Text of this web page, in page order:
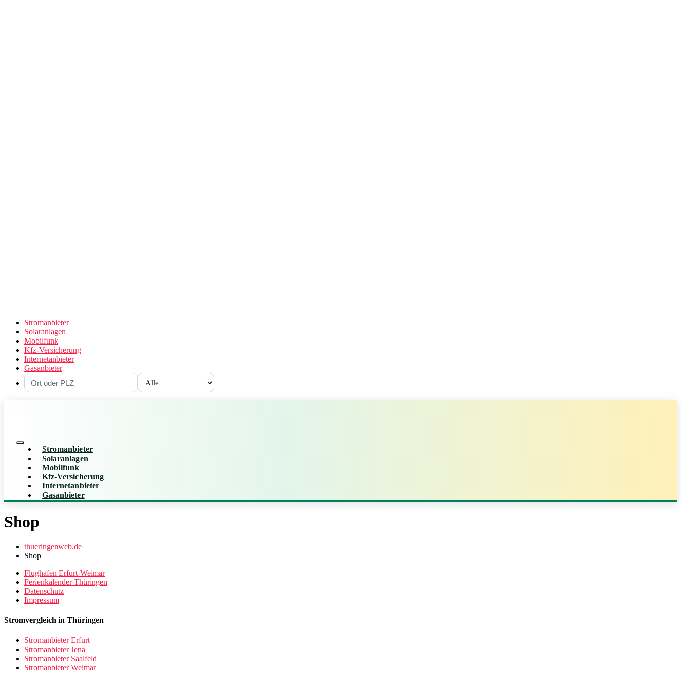
Stromanbieter
Solaranlagen
Mobilfunk
Kfz-Versicherung
Internetanbieter
Gasanbieter
Stromanbieter
Solaranlagen
Mobilfunk
Kfz-Versicherung
Internetanbieter
Gasanbieter
Shop
thueringenweb.de
Shop
Flughafen Erfurt-Weimar
Ferienkalender Thüringen
Datenschutz
Impressum
Stromvergleich in Thüringen
Stromanbieter Erfurt
Stromanbieter Jena
Stromanbieter Saalfeld
Stromanbieter Weimar